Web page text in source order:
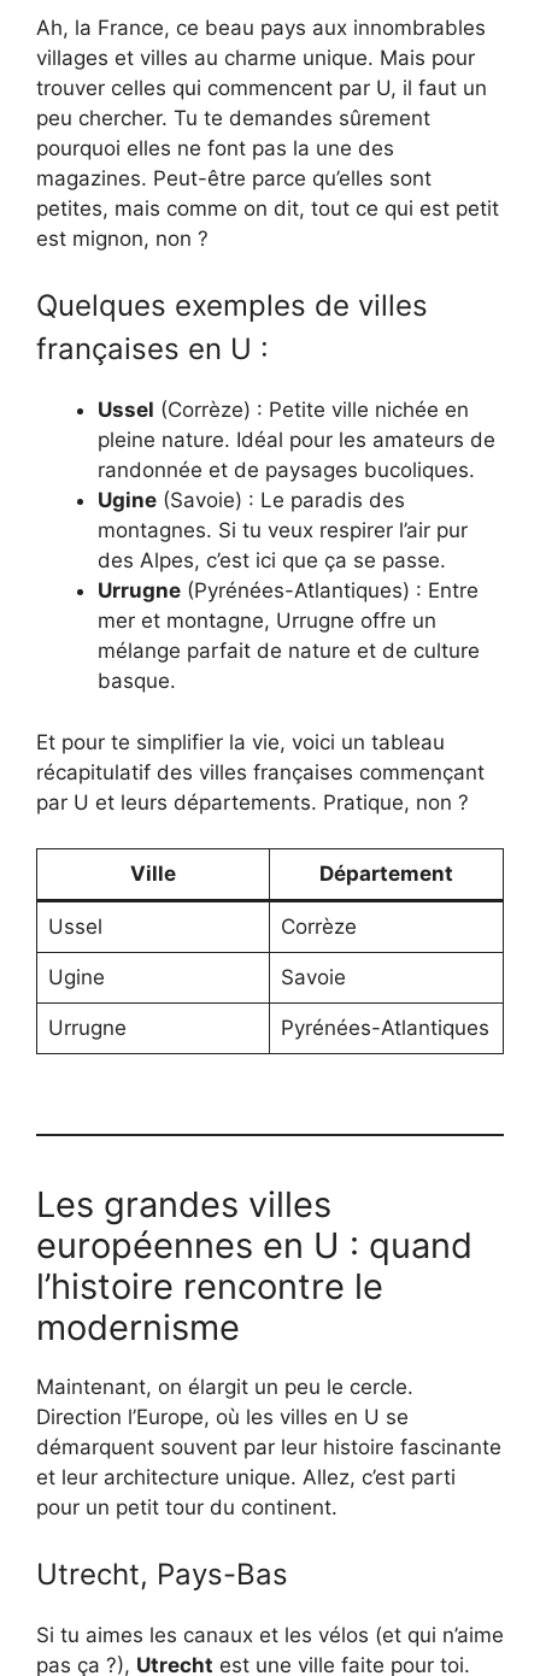
Ah, la France, ce beau pays aux innombrables
villages et villes au charme unique. Mais pour
trouver celles qui commencent par U, il faut un
peu chercher. Tu te demandes sûrement
pourquoi elles ne font pas la une des
magazines. Peut-être parce qu’elles sont
petites, mais comme on dit, tout ce qui est petit
est mignon, non ?
Quelques exemples de villes
françaises en U :
Ussel (Corrèze) : Petite ville nichée en
pleine nature. Idéal pour les amateurs de
randonnée et de paysages bucoliques.
Ugine (Savoie) : Le paradis des
montagnes. Si tu veux respirer l’air pur
des Alpes, c’est ici que ça se passe.
Urrugne (Pyrénées-Atlantiques) : Entre
mer et montagne, Urrugne offre un
mélange parfait de nature et de culture
basque.
Et pour te simplifier la vie, voici un tableau
récapitulatif des villes françaises commençant
par U et leurs départements. Pratique, non ?
Ville Département
Ussel Corrèze
Ugine Savoie
Urrugne Pyrénées-Atlantiques
Les grandes villes
européennes en U : quand
l’histoire rencontre le
modernisme
Maintenant, on élargit un peu le cercle.
Direction l’Europe, où les villes en U se
démarquent souvent par leur histoire fascinante
et leur architecture unique. Allez, c’est parti
pour un petit tour du continent.
Utrecht, Pays-Bas
Si tu aimes les canaux et les vélos (et qui n’aime
pas ça ?), Utrecht est une ville faite pour toi.